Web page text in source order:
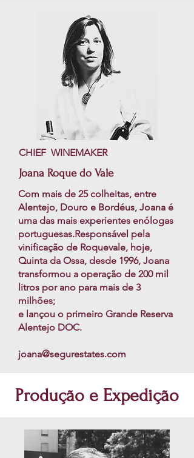
CHIEF WINEMAKER
Joana Roque do Vale
Com mais de 25 colheitas, entre
Alentejo, Douro e Bordéus, Joana é
uma das mais experientes enólogas
portuguesas.Responsável pela
vinificação de Roquevale, hoje,
Quinta da Ossa, desde 1996, Joana
transformou a operação de 200 mil
litros por ano para mais de 3
milhões;
e lançou o primeiro Grande Reserva
Alentejo DOC.
joana@segurestates.com
Produção e Expedição